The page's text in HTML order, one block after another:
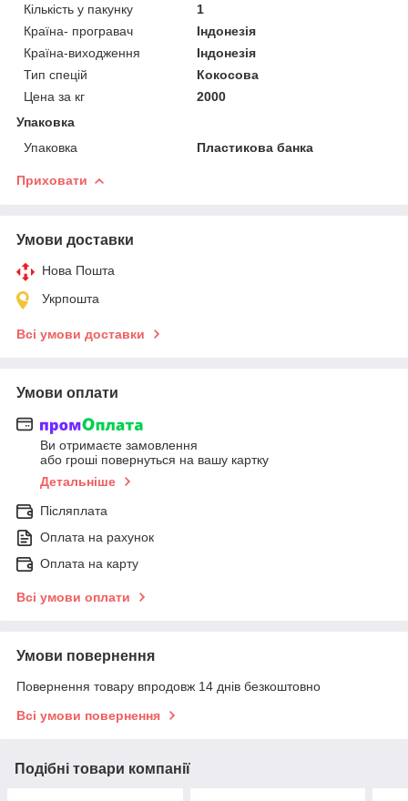
Кількість у пакунку
1
Країна- програвач
Індонезія
Країна-виходження
Індонезія
Тип спецій
Кокосова
Цена за кг
2000
Упаковка
Упаковка
Пластикова банка
Приховати
Умови доставки
Нова Пошта
Укрпошта
Всі умови доставки
Умови оплати
Ви отримаєте замовлення
або гроші повернуться на вашу картку
Детальніше
Післяплата
Оплата на рахунок
Оплата на карту
Всі умови оплати
Умови повернення
Повернення товару впродовж 14 днів безкоштовно
Всі умови повернення
Подібні товари компанії